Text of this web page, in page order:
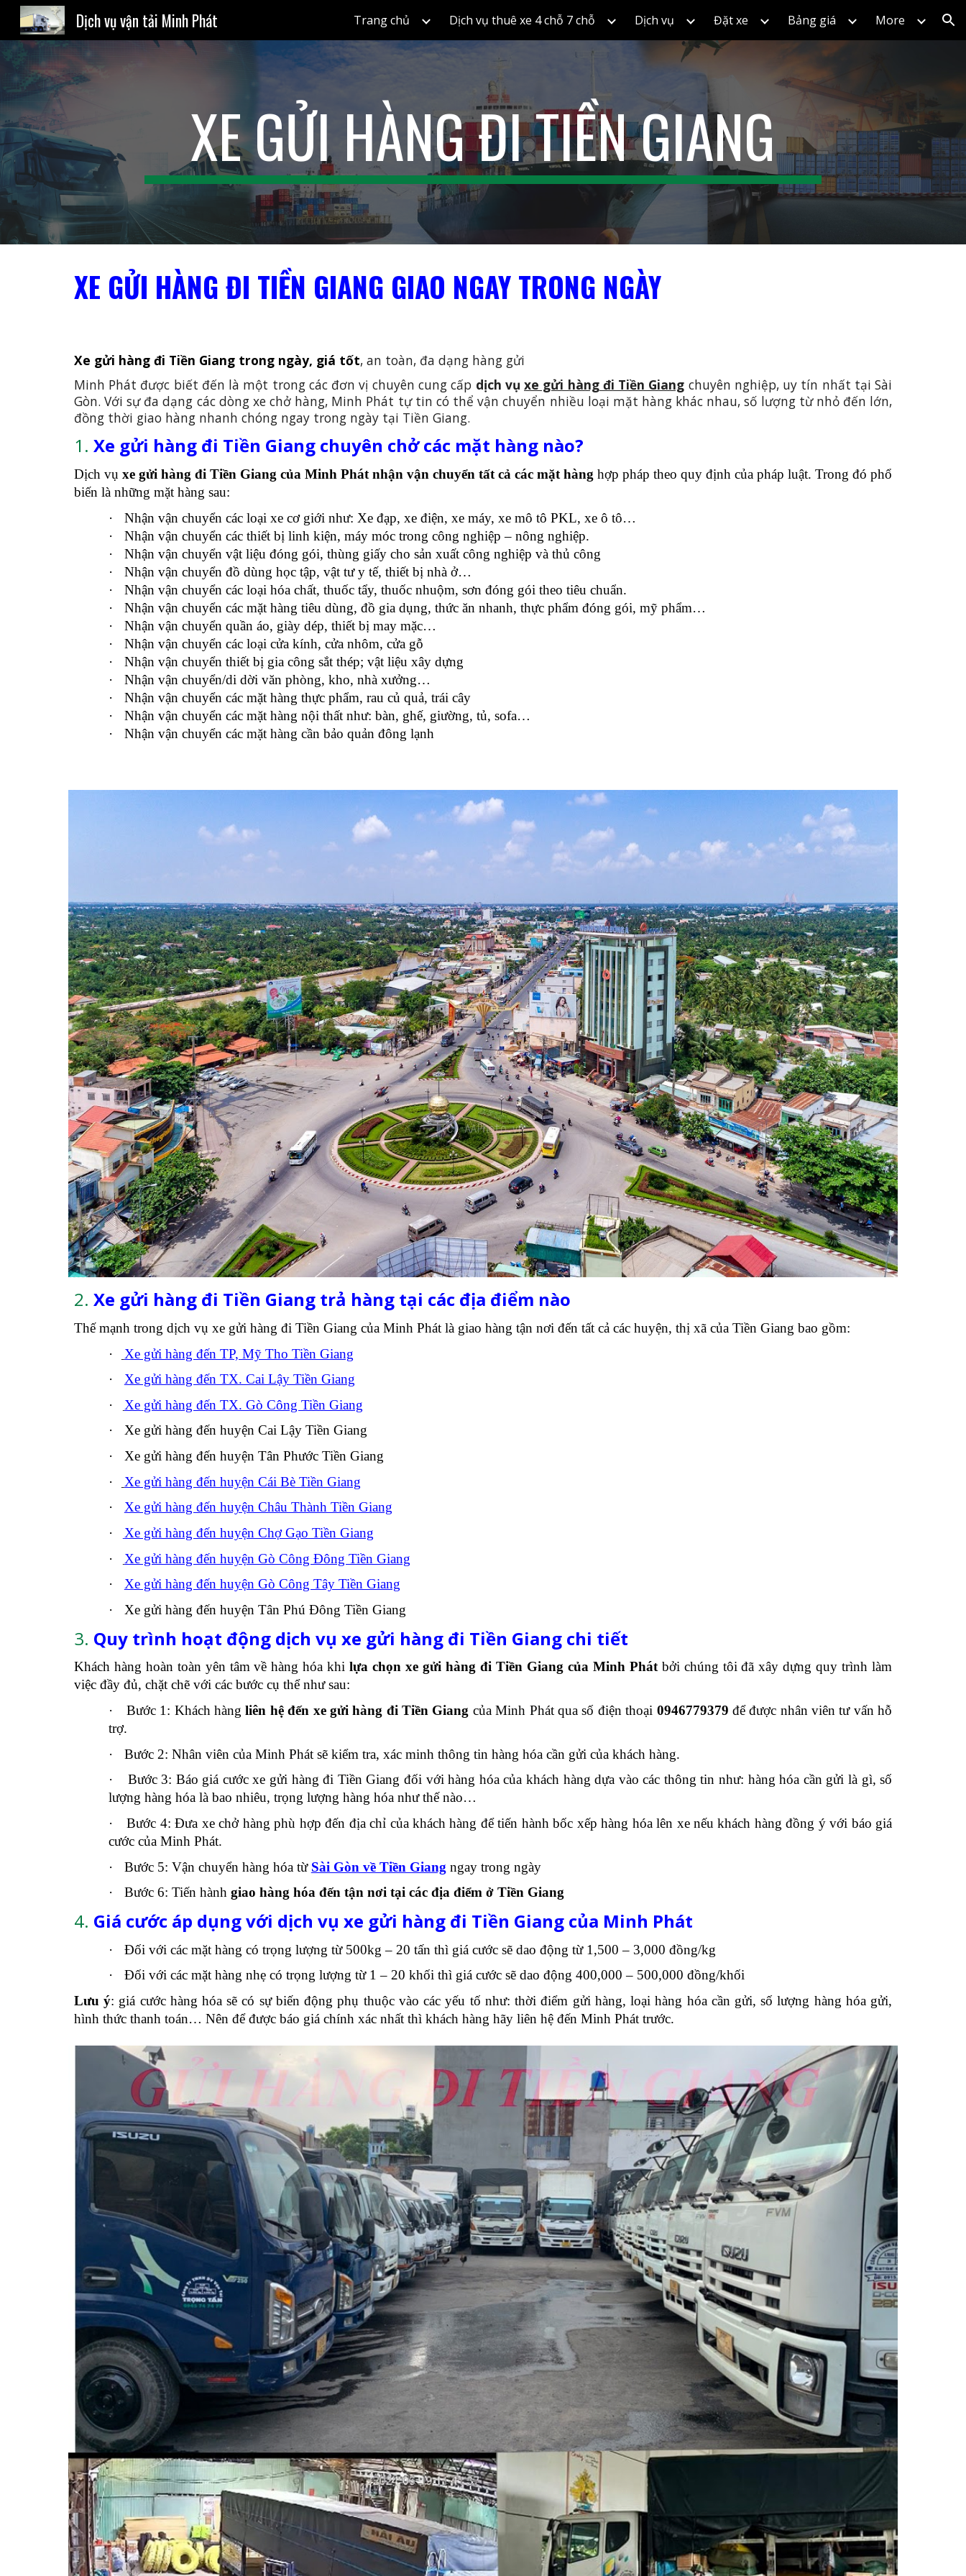
Skip to main content Skip to navigation
Dịch vụ vận tải Minh Phát Trang chủ Dịch vụ thuê xe 4 chỗ 7 chỗ Dịch vụ Đặt xe Bảng giá More
XE GỬI HÀNG ĐI TIỀN GIANG
XE GỬI HÀNG ĐI TIỀN GIANG GIAO NGAY TRONG NGÀY
Xe gửi hàng đi Tiền Giang trong ngày, giá tốt, an toàn, đa dạng hàng gửi
Minh Phát được biết đến là một trong các đơn vị chuyên cung cấp dịch vụxe gửi hàng đi Tiền Giang chuyên nghiệp, uy tín nhất tại Sài
Gòn. Với sự đa dạng các dòng xe chở hàng, Minh Phát tự tin có thể vận chuyển nhiều loại mặt hàng khác nhau, số lượng từ nhỏ đến lớn,
đồng thời giao hàng nhanh chóng ngay trong ngày tại Tiền Giang.
1. Xe gửi hàng đi Tiền Giang chuyên chở các mặt hàng nào?
Dịch vụ xe gửi hàng đi Tiền Giang của Minh Phát nhận vận chuyển tất cả các mặt hàng hợp pháp theo quy định của pháp luật. Trong đó phổ
biến là những mặt hàng sau:
·
Nhận vận chuyển các loại xe cơ giới như: Xe đạp, xe điện, xe máy, xe mô tô PKL, xe ô tô…
·
Nhận vận chuyển các thiết bị linh kiện, máy móc trong công nghiệp – nông nghiệp.
·
Nhận vận chuyển vật liệu đóng gói, thùng giấy cho sản xuất công nghiệp và thủ công
·
Nhận vận chuyển đồ dùng học tập, vật tư y tế, thiết bị nhà ở…
·
Nhận vận chuyển các loại hóa chất, thuốc tẩy, thuốc nhuộm, sơn đóng gói theo tiêu chuẩn.
·
Nhận vận chuyển các mặt hàng tiêu dùng, đồ gia dụng, thức ăn nhanh, thực phẩm đóng gói, mỹ phẩm…
·
Nhận vận chuyển quần áo, giày dép, thiết bị may mặc…
·
Nhận vận chuyển các loại cửa kính, cửa nhôm, cửa gỗ
·
Nhận vận chuyển thiết bị gia công sắt thép; vật liệu xây dựng
·
Nhận vận chuyển/di dời văn phòng, kho, nhà xưởng…
·
Nhận vận chuyển các mặt hàng thực phẩm, rau củ quả, trái cây
·
Nhận vận chuyển các mặt hàng nội thất như: bàn, ghế, giường, tủ, sofa…
·
Nhận vận chuyển các mặt hàng cần bảo quản đông lạnh
2. Xe gửi hàng đi Tiền Giang trả hàng tại các địa điểm nào
Thế mạnh trong dịch vụ xe gửi hàng đi Tiền Giang của Minh Phát là giao hàng tận nơi đến tất cả các huyện, thị xã của Tiền Giang bao gồm:
·
Xe gửi hàng đến TP, Mỹ Tho Tiền Giang
·
Xe gửi hàng đến TX. Cai Lậy Tiền Giang
·
Xe gửi hàng đến TX. Gò Công Tiền Giang
·
Xe gửi hàng đến huyện Cai Lậy Tiền Giang
·
Xe gửi hàng đến huyện Tân Phước Tiền Giang
·
Xe gửi hàng đến huyện Cái Bè Tiền Giang
·
Xe gửi hàng đến huyện Châu Thành Tiền Giang
·
Xe gửi hàng đến huyện Chợ Gạo Tiền Giang
·
Xe gửi hàng đến huyện Gò Công Đông Tiền Giang
·
Xe gửi hàng đến huyện Gò Công Tây Tiền Giang
·
Xe gửi hàng đến huyện Tân Phú Đông Tiền Giang
3. Quy trình hoạt động dịch vụ xe gửi hàng đi Tiền Giang chi tiết
Khách hàng hoàn toàn yên tâm về hàng hóa khilựa chọn xe gửi hàng đi Tiền Giang của Minh Phát bởi chúng tôi đã xây dựng quy trình làm
việc đầy đủ, chặt chẽ với các bước cụ thể như sau:
·
Bước 1: Khách hàngliên hệ đến xe gửi hàng đi Tiền Giang của Minh Phát qua số điện thoại 0946779379 để được nhân viên tư vấn hỗ
trợ.
·
Bước 2: Nhân viên của Minh Phát sẽ kiểm tra, xác minh thông tin hàng hóa cần gửi của khách hàng.
·
Bước 3: Báo giá cước xe gửi hàng đi Tiền Giang đối với hàng hóa của khách hàng dựa vào các thông tin như: hàng hóa cần gửi là gì, số
lượng hàng hóa là bao nhiêu, trọng lượng hàng hóa như thế nào…
·
Bước 4: Đưa xe chở hàng phù hợp đến địa chỉ của khách hàng để tiến hành bốc xếp hàng hóa lên xe nếu khách hàng đồng ý với báo giá
cước của Minh Phát.
·
Bước 5: Vận chuyển hàng hóa từ Sài Gòn về Tiền Giang ngay trong ngày
·
Bước 6: Tiến hànhgiao hàng hóa đến tận nơi tại các địa điểm ở Tiền Giang
4. Giá cước áp dụng với dịch vụ xe gửi hàng đi Tiền Giang của Minh Phát
·
Đối với các mặt hàng có trọng lượng từ 500kg – 20 tấn thì giá cước sẽ dao động từ 1,500 – 3,000 đồng/kg
·
Đối với các mặt hàng nhẹ có trọng lượng từ 1 – 20 khối thì giá cước sẽ dao động 400,000 – 500,000 đồng/khối
Lưu ý: giá cước hàng hóa sẽ có sự biến động phụ thuộc vào các yếu tố như: thời điểm gửi hàng, loại hàng hóa cần gửi, số lượng hàng hóa gửi,
hình thức thanh toán… Nên để được báo giá chính xác nhất thì khách hàng hãy liên hệ đến Minh Phát trước.